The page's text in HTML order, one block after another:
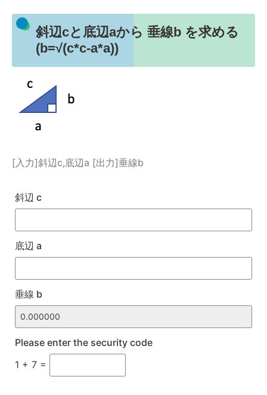
斜辺cと底辺aから 垂線b を求める
(b=√(c*c-a*a))
[入力]斜辺c,底辺a [出力]垂線b
斜辺 c
底辺 a
垂線 b
Please enter the security code
1 + 7 =